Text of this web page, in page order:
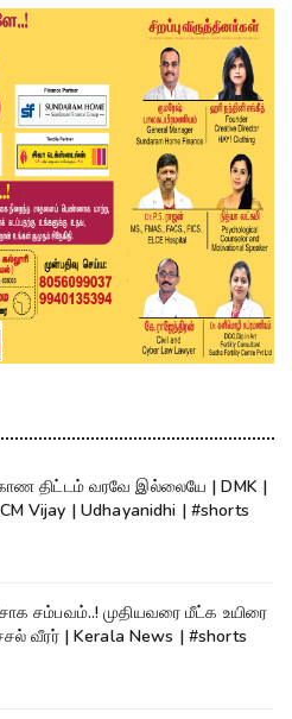
திட்டம் வரவே இல்லையே | DMK |
Vijay | Udhayanidhi | #shorts
சம்பவம்..! முதியவரை மீட்க உயிரை
வீரர் | Kerala News | #shorts